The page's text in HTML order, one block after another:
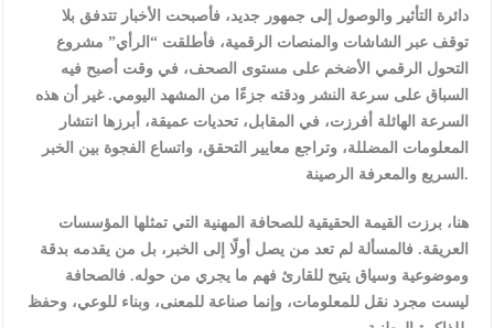
دائرة التأثير والوصول إلى جمهور جديد، فأصبحت الأخبار تتدفق بلا
توقف عبر الشاشات والمنصات الرقمية، فأطلقت “الرأي” مشروع
التحول الرقمي الأضخم على مستوى الصحف، في وقت أصبح فيه
السباق على سرعة النشر ودقته جزءًا من المشهد اليومي. غير أن هذه
السرعة الهائلة أفرزت، في المقابل، تحديات عميقة، أبرزها انتشار
المعلومات المضللة، وتراجع معايير التحقق، واتساع الفجوة بين الخبر
السريع والمعرفة الرصينة.
هنا، برزت القيمة الحقيقية للصحافة المهنية التي تمثلها المؤسسات
العريقة. فالمسألة لم تعد من يصل أولًا إلى الخبر، بل من يقدمه بدقة
وموضوعية وسياق يتيح للقارئ فهم ما يجري من حوله. فالصحافة
ليست مجرد نقل للمعلومات، وإنما صناعة للمعنى، وبناء للوعي، وحفظ